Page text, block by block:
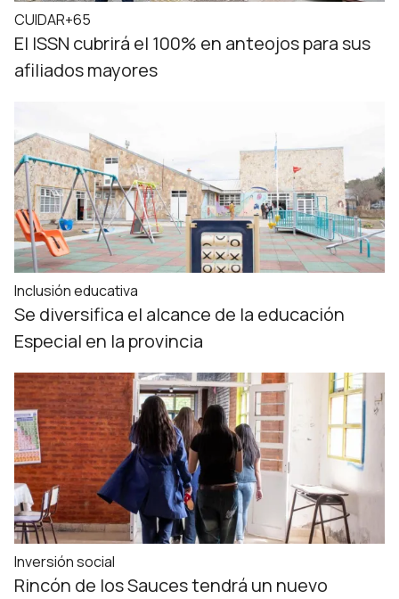
CUIDAR+65
El ISSN cubrirá el 100% en anteojos para sus
afiliados mayores
Inclusión educativa
Se diversifica el alcance de la educación
Especial en la provincia
Inversión social
Rincón de los Sauces tendrá un nuevo